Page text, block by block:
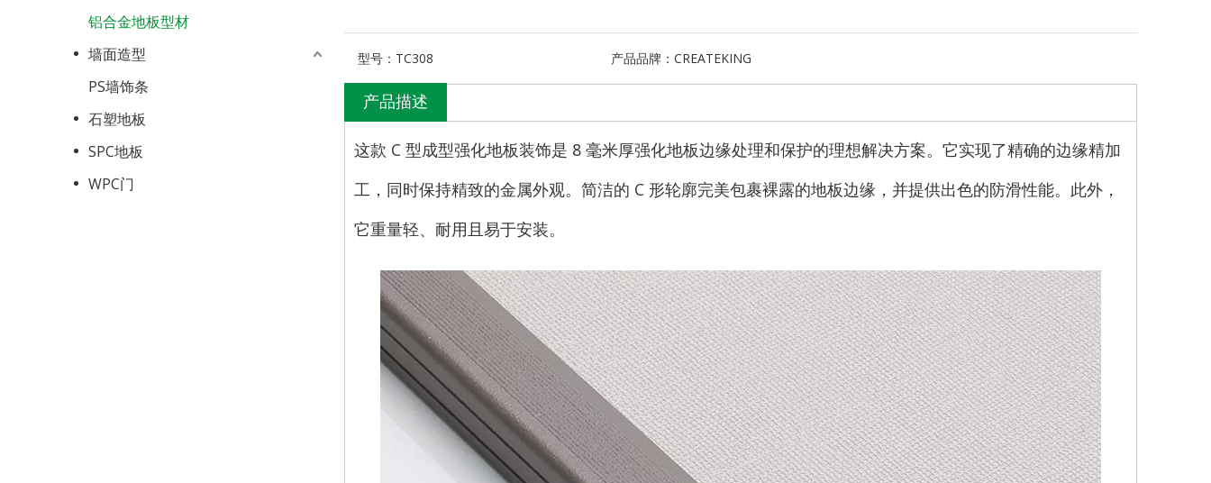
铝合金地板型材
墙面造型
PS墙饰条
石塑地板
SPC地板
WPC门
型号： TC308 产品品牌： CREATEKING
产品描述
这款 C 型成型强化地板装饰是 8 毫米厚强化地板边缘处理和保护的理想解决方案。它实现了精确的边缘精加
工，同时保持精致的金属外观。简洁的 C 形轮廓完美包裹裸露的地板边缘，并提供出色的防滑性能。此外，
它重量轻、耐用且易于安装。